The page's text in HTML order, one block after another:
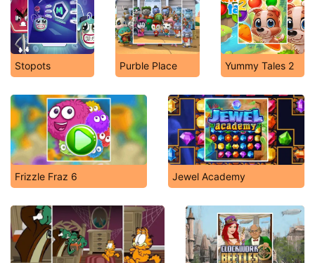
Stopots Purble Place Yummy Tales 2
Frizzle Fraz 6 Jewel Academy